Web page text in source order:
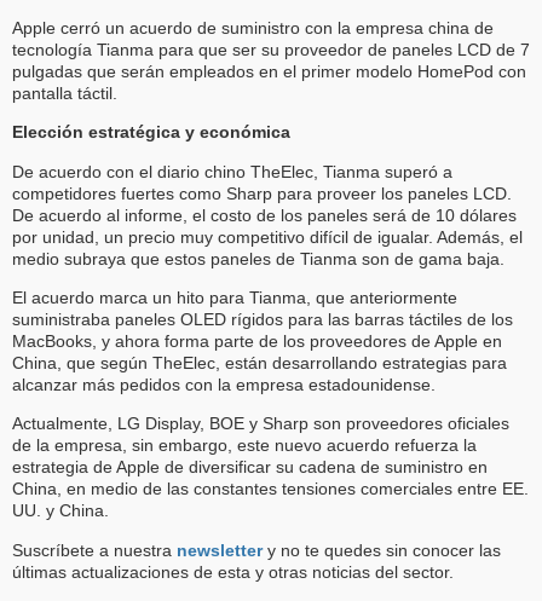
Apple cerró un acuerdo de suministro con la empresa china de
tecnología Tianma para que ser su proveedor de paneles LCD de 7
pulgadas que serán empleados en el primer modelo HomePod con
pantalla táctil.
Elección estratégica y económica
De acuerdo con el diario chino TheElec, Tianma superó a
competidores fuertes como Sharp para proveer los paneles LCD.
De acuerdo al informe, el costo de los paneles será de 10 dólares
por unidad, un precio muy competitivo difícil de igualar. Además, el
medio subraya que estos paneles de Tianma son de gama baja.
El acuerdo marca un hito para Tianma, que anteriormente
suministraba paneles OLED rígidos para las barras táctiles de los
MacBooks, y ahora forma parte de los proveedores de Apple en
China, que según TheElec, están desarrollando estrategias para
alcanzar más pedidos con la empresa estadounidense.
Actualmente, LG Display, BOE y Sharp son proveedores oficiales
de la empresa, sin embargo, este nuevo acuerdo refuerza la
estrategia de Apple de diversificar su cadena de suministro en
China, en medio de las constantes tensiones comerciales entre EE.
UU. y China.
Suscríbete a nuestra newslettery no te quedes sin conocer las
últimas actualizaciones de esta y otras noticias del sector.